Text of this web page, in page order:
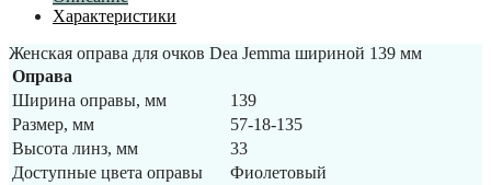
Характеристики
Женская оправа для очков Dea Jemma шириной 139 мм
Оправа
Ширина оправы, мм
139
Размер, мм
57-18-135
Высота линз, мм
33
Доступные цвета оправы
Фиолетовый